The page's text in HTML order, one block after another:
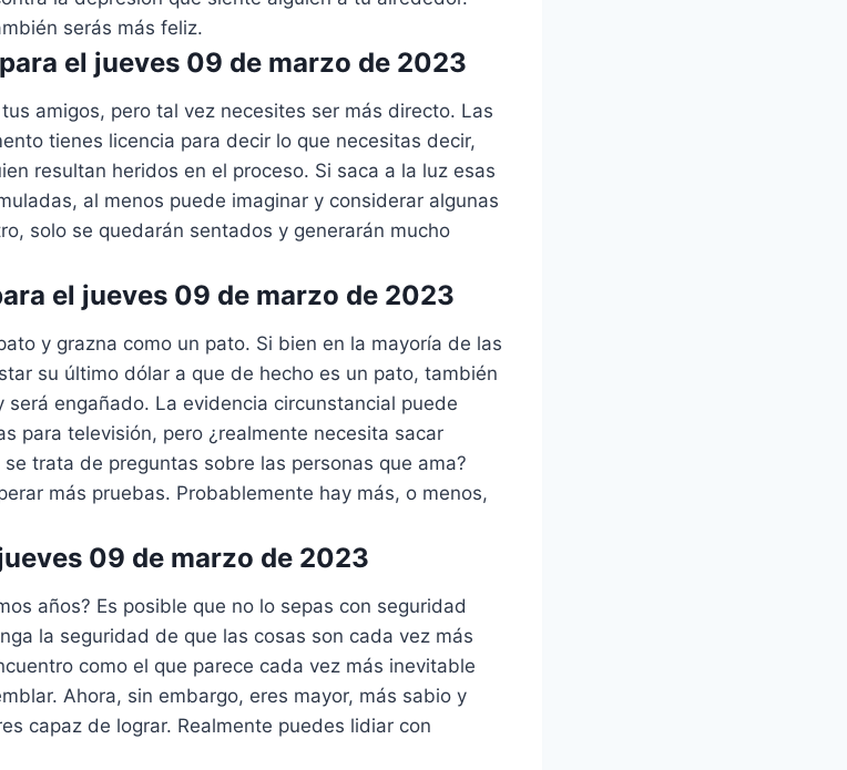
serás más feliz.
el jueves 09 de marzo de 2023
amigos, pero tal vez necesites ser más directo. Las
tienes licencia para decir lo que necesitas decir,
resultan heridos en el proceso. Si saca a la luz esas
al menos puede imaginar y considerar algunas
solo se quedarán sentados y generarán mucho
el jueves 09 de marzo de 2023
y grazna como un pato. Si bien en la mayoría de las
su último dólar a que de hecho es un pato, también
engañado. La evidencia circunstancial puede
para televisión, pero ¿realmente necesita sacar
trata de preguntas sobre las personas que ama?
más pruebas. Probablemente hay más, o menos,
09 de marzo de 2023
años? Es posible que no lo sepas con seguridad
la seguridad de que las cosas son cada vez más
como el que parece cada vez más inevitable
Ahora, sin embargo, eres mayor, más sabio y
capaz de lograr. Realmente puedes lidiar con